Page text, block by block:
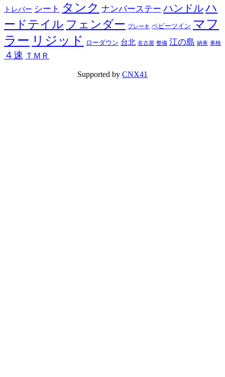
トレバー シート タンク ナンバーステー ハンドルハ
ードテイル フェンダー ブレーキ ベビーツイン マフ
ラー リジッド ローダウン 台北 名古屋 整備 江の島 納車 車検
４速 ＴＭＲ
Supported by CNX41